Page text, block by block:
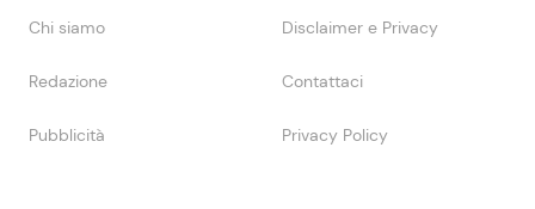
Chi siamo Disclaimer e Privacy
Redazione Contattaci
Pubblicità Privacy Policy